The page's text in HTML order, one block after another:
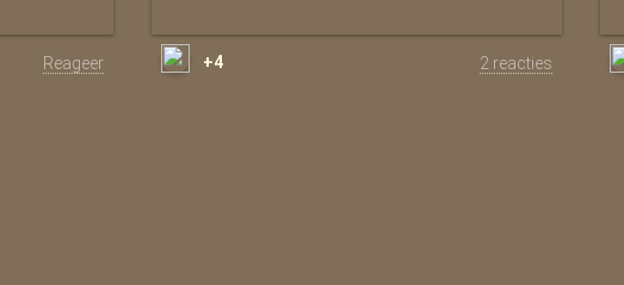
Reageer +4 2 reacties